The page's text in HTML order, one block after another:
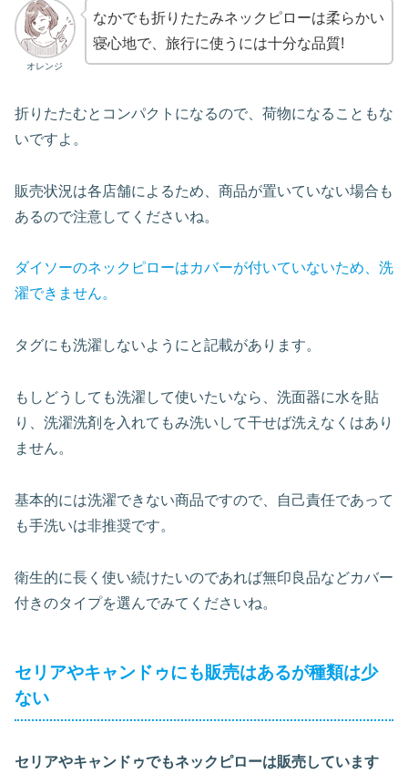
オレンジ
なかでも折りたたみネックピローは柔らかい
寝心地で、旅行に使うには十分な品質!
折りたたむとコンパクトになるので、荷物になることもな
いですよ。
販売状況は各店舗によるため、商品が置いていない場合も
あるので注意してくださいね。
ダイソーのネックピローはカバーが付いていないため、洗
濯できません。
タグにも洗濯しないようにと記載があります。
もしどうしても洗濯して使いたいなら、洗面器に水を貼
り、洗濯洗剤を入れてもみ洗いして干せば洗えなくはあり
ません。
基本的には洗濯できない商品ですので、自己責任であって
も手洗いは非推奨です。
衛生的に長く使い続けたいのであれば無印良品などカバー
付きのタイプを選んでみてくださいね。
セリアやキャンドゥにも販売はあるが種類は少
ない
セリアやキャンドゥでもネックピローは販売しています